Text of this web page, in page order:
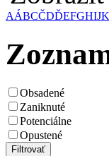
AÁBCČDĎEFGHIJK
Obsadené
Zaniknuté
Potenciálne
Opustené